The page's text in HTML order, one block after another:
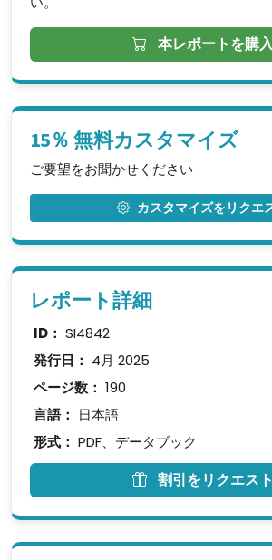
本レポートを購
15％ 無料カスタマイズ
ご要望をお聞かせください
カスタマイズをリクエ
レポート詳細
ID： SI4842
発行日： 4月 2025
ページ数： 190
言語： 日本語
形式： PDF、データブック
割引をリクエスト